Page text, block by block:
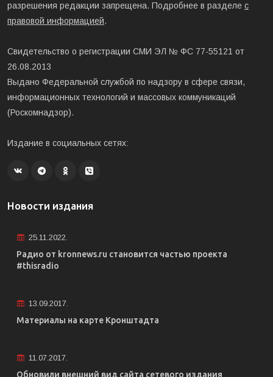
разрешения редакции запрещена. Подробнее в разделе с
правовой информацией.
Свидетельство о регистрации СМИ ЭЛ № ФС 77-55121 от
26.08.2013
Выдано Федеральной службой по надзору в сфере связи,
информационных технологий и массовых коммуникаций
(Роскомнадзор).
Издание в социальных сетях:
Новости издания
25.11.2022.
Радио от kronnews.ru становится частью проекта
#thisradio
13.09.2017.
Материалы на карте Кронштадта
11.07.2017.
Обновили внешний вид сайта сетевого издания